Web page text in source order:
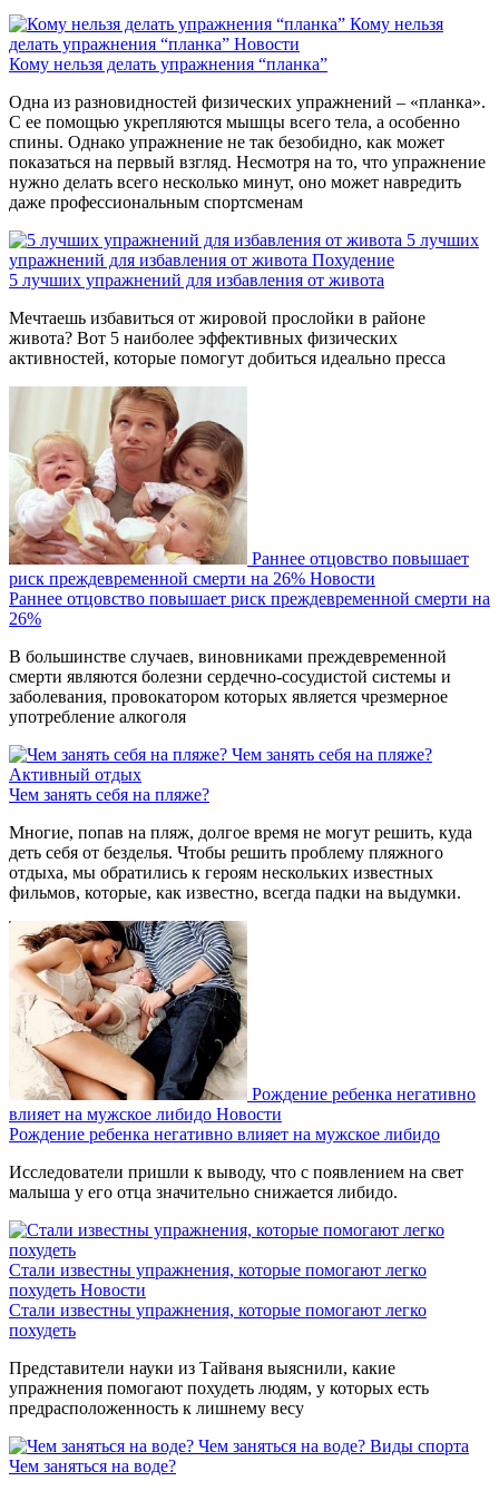
Кому нельзя
делать упражнения “планка” Новости
Кому нельзя делать упражнения “планка”
Одна из разновидностей физических упражнений – «планка».
С ее помощью укрепляются мышцы всего тела, а особенно
спины. Однако упражнение не так безобидно, как может
показаться на первый взгляд. Несмотря на то, что упражнение
нужно делать всего несколько минут, оно может навредить
даже профессиональным спортсменам
5 лучших
упражнений для избавления от живота Похудение
5 лучших упражнений для избавления от живота
Мечтаешь избавиться от жировой прослойки в районе
живота? Вот 5 наиболее эффективных физических
активностей, которые помогут добиться идеально пресса
Раннее отцовство повышает
риск преждевременной смерти на 26% Новости
Раннее отцовство повышает риск преждевременной смерти на
26%
В большинстве случаев, виновниками преждевременной
смерти являются болезни сердечно-сосудистой системы и
заболевания, провокатором которых является чрезмерное
употребление алкоголя
Чем занять себя на пляже?
Активный отдых
Чем занять себя на пляже?
Многие, попав на пляж, долгое время не могут решить, куда
деть себя от безделья. Чтобы решить проблему пляжного
отдыха, мы обратились к героям нескольких известных
фильмов, которые, как известно, всегда падки на выдумки.
Рождение ребенка негативно
влияет на мужское либидо Новости
Рождение ребенка негативно влияет на мужское либидо
Исследователи пришли к выводу, что с появлением на свет
малыша у его отца значительно снижается либидо.
Стали известны упражнения, которые помогают легко
похудеть Новости
Стали известны упражнения, которые помогают легко
похудеть
Представители науки из Тайваня выяснили, какие
упражнения помогают похудеть людям, у которых есть
предрасположенность к лишнему весу
Чем заняться на воде? Виды спорта
Чем заняться на воде?